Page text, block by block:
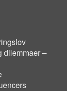
dilemmaer –